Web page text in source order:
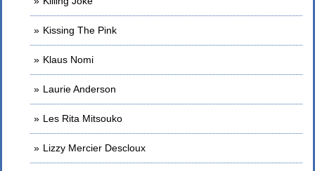
Kissing The Pink
Klaus Nomi
Laurie Anderson
Les Rita Mitsouko
Lizzy Mercier Descloux